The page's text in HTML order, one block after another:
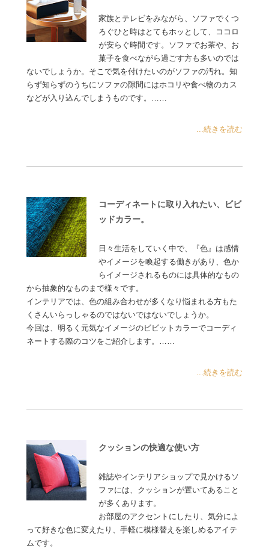
家族とテレビをみながら、ソファでくつ
ろぐひと時はとてもホッとして、ココロ
が安らぐ時間です。ソファでお茶や、お
菓子を食べながら過ごす方も多いのでは
ないでしょうか。そこで気を付けたいのがソファの汚れ。知
らず知らずのうちにソファの隙間にはホコリや食べ物のカス
などが入り込んでしまうものです。……
...続きを読む
コーディネートに取り入れたい、ビビ
ッドカラー。
日々生活をしていく中で、『色』は感情
やイメージを喚起する働きがあり、色か
らイメージされるものには具体的なもの
から抽象的なものまで様々です。
インテリアでは、色の組み合わせが多くなり悩まれる方もた
くさんいらっしゃるのではないではないでしょうか。
今回は、明るく元気なイメージのビビットカラーでコーディ
ネートする際のコツをご紹介します。……
...続きを読む
クッションの快適な使い方
雑誌やインテリアショップで見かけるソ
ファには、クッションが置いてあること
が多くあります。
お部屋のアクセントにしたり、気分によ
って好きな色に変えたり、手軽に模様替えを楽しめるアイテ
ムです。